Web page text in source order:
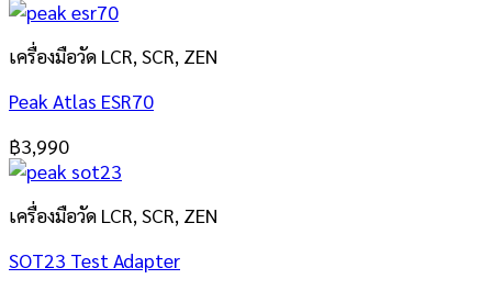
เครื่องมือวัด LCR, SCR, ZEN
Peak Atlas ESR70
฿3,990
เครื่องมือวัด LCR, SCR, ZEN
SOT23 Test Adapter